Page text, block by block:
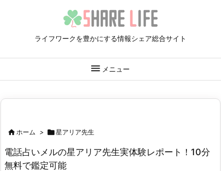
ライフワークを豊かにする情報シェア総合サイト
 メニュー
ホーム > 星アリア先生
電話占いメルの星アリア先生実体験レポート！10分
無料で鑑定可能